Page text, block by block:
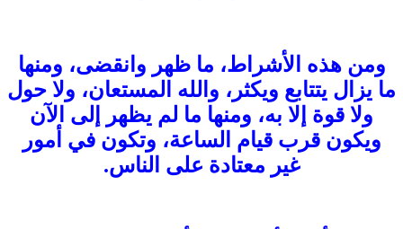
ومن هذه الأشراط، ما ظهر وانقضى، ومنها
ما يزال يتتابع ويكثر، والله المستعان، ولا حول
ولا قوة إلا به، ومنها ما لم يظهر إلى الآن
ويكون قرب قيام الساعة، وتكون في أمور
غير معتادة على الناس.